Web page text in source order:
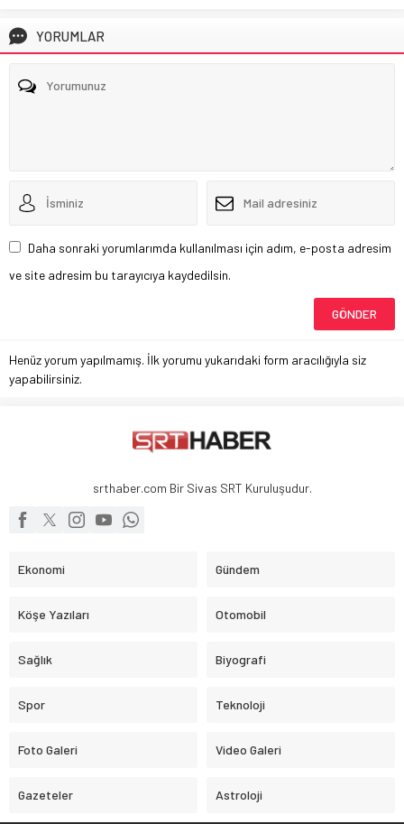
YORUMLAR
Daha sonraki yorumlarımda kullanılması için adım, e-posta adresim
ve site adresim bu tarayıcıya kaydedilsin.
Henüz yorum yapılmamış. İlk yorumu yukarıdaki form aracılığıyla siz
yapabilirsiniz.
srthaber.com Bir Sivas SRT Kuruluşudur.
Ekonomi Gündem
Köşe Yazıları Otomobil
Sağlık Biyografi
Spor Teknoloji
Foto Galeri Video Galeri
Gazeteler Astroloji